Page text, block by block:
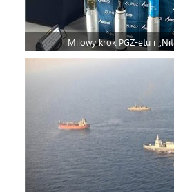
Milowy krok PGZ-etu i